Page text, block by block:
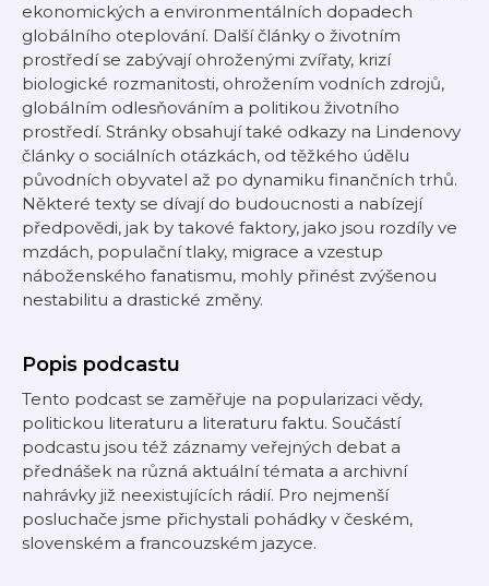
ekonomických a environmentálních dopadech
globálního oteplování. Další články o životním
prostředí se zabývají ohroženými zvířaty, krizí
biologické rozmanitosti, ohrožením vodních zdrojů,
globálním odlesňováním a politikou životního
prostředí. Stránky obsahují také odkazy na Lindenovy
články o sociálních otázkách, od těžkého údělu
původních obyvatel až po dynamiku finančních trhů.
Některé texty se dívají do budoucnosti a nabízejí
předpovědi, jak by takové faktory, jako jsou rozdíly ve
mzdách, populační tlaky, migrace a vzestup
náboženského fanatismu, mohly přinést zvýšenou
nestabilitu a drastické změny.
Popis podcastu
Tento podcast se zaměřuje na popularizaci vědy,
politickou literaturu a literaturu faktu. Součástí
podcastu jsou též záznamy veřejných debat a
přednášek na různá aktuální témata a archivní
nahrávky již neexistujících rádií. Pro nejmenší
posluchače jsme přichystali pohádky v českém,
slovenském a francouzském jazyce.